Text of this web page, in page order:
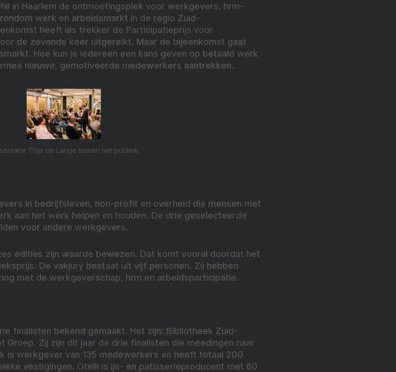
in Haarlem de ontmoetingsplek voor werkgevers, hrm-
werk en arbeidsmarkt in de regio Zuid-
heeft als trekker de Participatieprijs voor
de zevende keer uitgereikt. Maar de bijeenkomst gaat
Hoe kun je iedereen een kans geven op betaald werk
nieuwe, gemotiveerde medewerkers aantrekken.
Thijs de Lange tussen het publiek.
in bedrijfsleven, non-profit en overheid die mensen met
aan het werk helpen en houden. De drie geselecteerde
voor andere werkgevers.
edities zijn waarde bewezen. Dat komt vooral doordat het
De vakjury bestaat uit vijf personen. Zij hebben
met de werkgeverschap, hrm en arbeidsparticipatie.
finalisten bekend gemaakt. Het zijn: Bibliotheek Zuid-
Groep. Zij zijn dit jaar de drie finalisten die meedingen naar
is werkgever van 135 medewerkers en heeft totaal 200
vestigingen. Otelli is ijs- en patisserieproducent met 60